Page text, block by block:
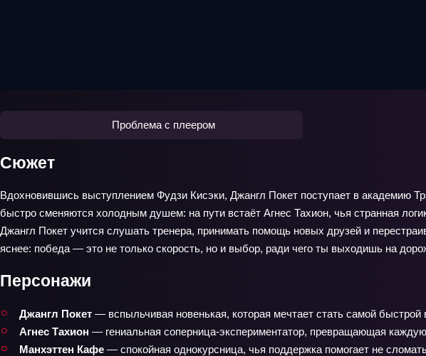
Проблема с плеером
Сюжет
Вдохновившись выступлением Фудзи Кисэки, Джангл Покет поступает в академию
быстро сменяются холодным душем: на пути встаёт Агнес Тахион, чья странная
Джангл Покет учится слушать тренера, принимать помощь новых друзей и
яснее: победа — это не только скорость, но и выбор, ради чего ты выходишь на
Персонажи
Джангл Покет — вспыльчивая новенькая, которая мечтает стать самой быстрой
Агнес Тахион — гениальная соперница-экспериментатор, превращающая
Манхэттен Кафе — спокойная однокурсница, чья поддержка помогает не